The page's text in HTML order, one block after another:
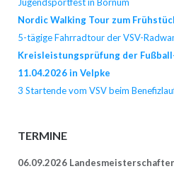
Nordic Walking Tour zum
5-tägige Fahrradtour der VSV-
Kreisleistungsprüfung der
11.04.2026 in Velpke
3 Startende vom VSV beim
TERMINE
06.09.2026